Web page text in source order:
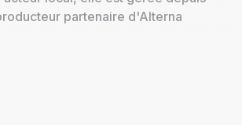
partenaire d'Alterna